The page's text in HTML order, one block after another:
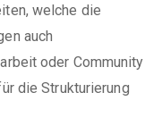
welche die
auch
oder Community
die Strukturierung